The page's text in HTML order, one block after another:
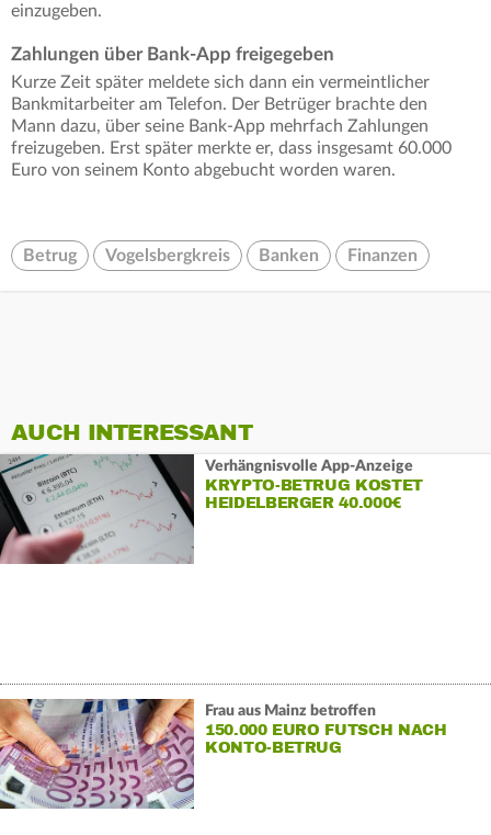
einzugeben.
Zahlungen über Bank-App freigegeben
Kurze Zeit später meldete sich dann ein vermeintlicher
Bankmitarbeiter am Telefon. Der Betrüger brachte den
Mann dazu, über seine Bank-App mehrfach Zahlungen
freizugeben. Erst später merkte er, dass insgesamt 60.000
Euro von seinem Konto abgebucht worden waren.
Betrug Vogelsbergkreis Banken Finanzen
AUCH INTERESSANT
Verhängnisvolle App-Anzeige
KRYPTO-BETRUG KOSTET
HEIDELBERGER 40.000€
Frau aus Mainz betroffen
150.000 EURO FUTSCH NACH
KONTO-BETRUG